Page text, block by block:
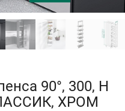
90°, 300, H
ХРОМ